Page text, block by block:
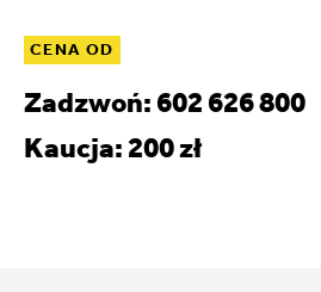
CENA OD
Zadzwoń: 602 626 800
Kaucja: 200 zł